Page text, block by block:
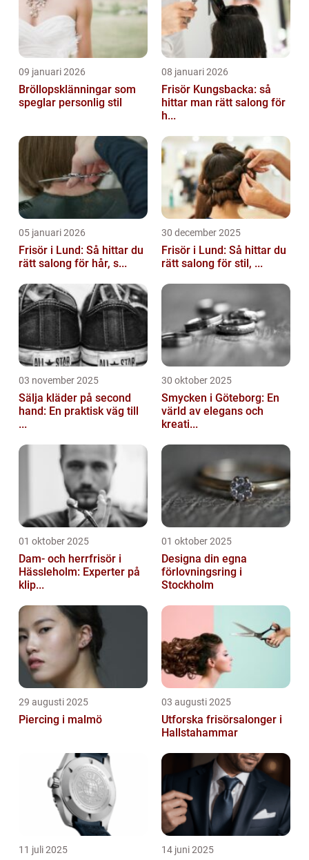
09 januari 2026
Bröllopsklänningar som
speglar personlig stil
08 januari 2026
Frisör Kungsbacka: så
hittar man rätt salong för
h...
05 januari 2026
Frisör i Lund: Så hittar du
rätt salong för hår, s...
30 december 2025
Frisör i Lund: Så hittar du
rätt salong för stil, ...
03 november 2025
Sälja kläder på second
hand: En praktisk väg till
...
30 oktober 2025
Smycken i Göteborg: En
värld av elegans och
kreati...
01 oktober 2025
Dam- och herrfrisör i
Hässleholm: Experter på
klip...
01 oktober 2025
Designa din egna
förlovningsring i
Stockholm
29 augusti 2025
Piercing i malmö
03 augusti 2025
Utforska frisörsalonger i
Hallstahammar
11 juli 2025 14 juni 2025